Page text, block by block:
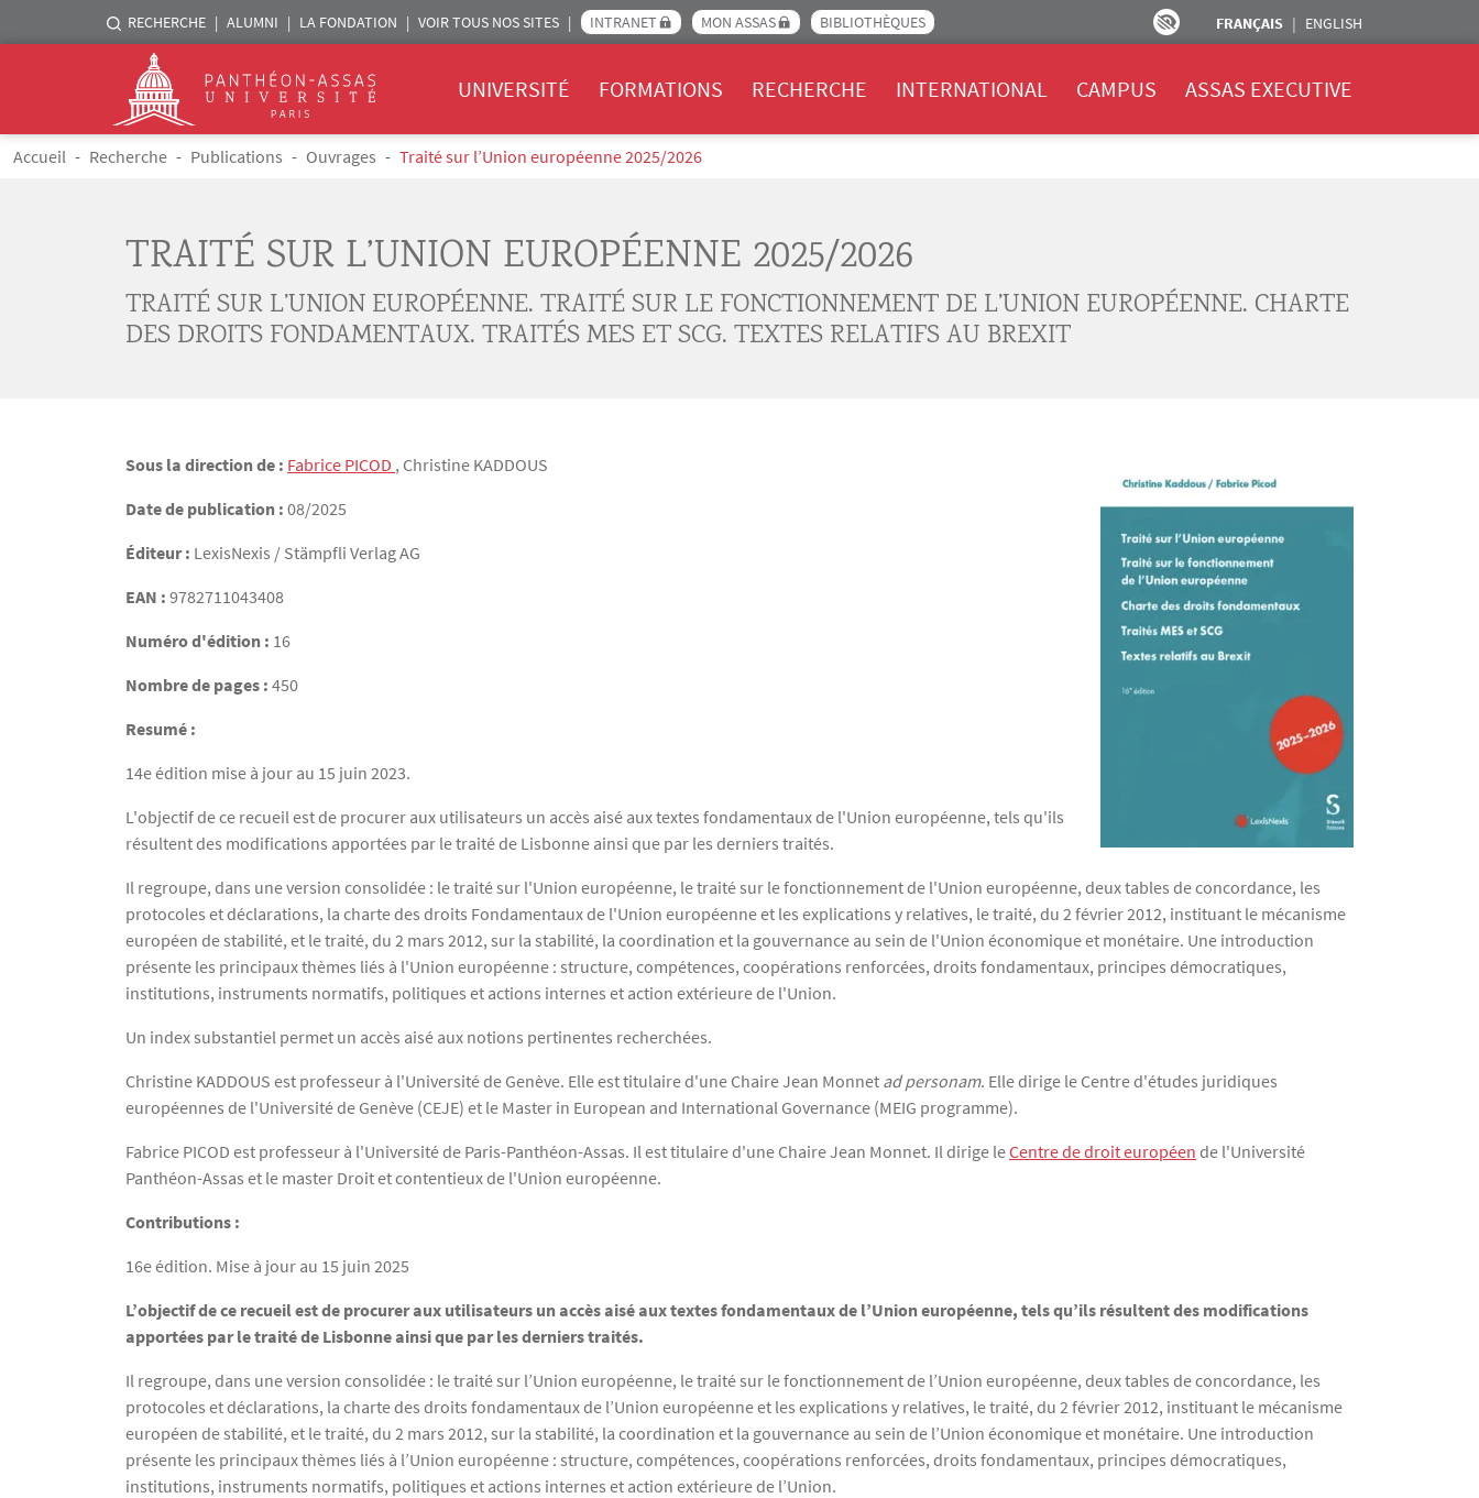
Aller au contenu principal
Menu liste sites Assas
RECHERCHE ALUMNI LA FONDATION VOIR TOUS NOS SITES INTRANET MON ASSAS BIBLIOTHÈQUES FRANÇAIS ENGLISH
Logo
UNIVERSITÉ FORMATIONS RECHERCHE INTERNATIONAL CAMPUS ASSAS EXECUTIVE
Fil d'Ariane
Accueil Recherche Publications Ouvrages Traité sur l’Union européenne 2025/2026
TRAITÉ SUR L’UNION EUROPÉENNE 2025/2026
TRAITÉ SUR L’UNION EUROPÉENNE. TRAITÉ SUR LE FONCTIONNEMENT DE L’UNION EUROPÉENNE. CHARTE
DES DROITS FONDAMENTAUX. TRAITÉS MES ET SCG. TEXTES RELATIFS AU BREXIT
Sous la direction de : Fabrice PICOD , Christine KADDOUS
Date de publication : 08/2025
Éditeur : LexisNexis / Stämpfli Verlag AG
EAN : 9782711043408
Numéro d'édition : 16
Nombre de pages : 450
Resumé :
14e édition mise à jour au 15 juin 2023.
L'objectif de ce recueil est de procurer aux utilisateurs un accès aisé aux textes fondamentaux de l'Union européenne, tels qu'ils
résultent des modifications apportées par le traité de Lisbonne ainsi que par les derniers traités.
Il regroupe, dans une version consolidée : le traité sur l'Union européenne, le traité sur le fonctionnement de l'Union européenne, deux tables de concordance, les
protocoles et déclarations, la charte des droits Fondamentaux de l'Union européenne et les explications y relatives, le traité, du 2 février 2012, instituant le mécanisme
européen de stabilité, et le traité, du 2 mars 2012, sur la stabilité, la coordination et la gouvernance au sein de l'Union économique et monétaire. Une introduction
présente les principaux thèmes liés à l'Union européenne : structure, compétences, coopérations renforcées, droits fondamentaux, principes démocratiques,
institutions, instruments normatifs, politiques et actions internes et action extérieure de l'Union.
Un index substantiel permet un accès aisé aux notions pertinentes recherchées.
Christine KADDOUS est professeur à l'Université de Genève. Elle est titulaire d'une Chaire Jean Monnet ad personam. Elle dirige le Centre d'études juridiques
européennes de l'Université de Genève (CEJE) et le Master in European and International Governance (MEIG programme).
Fabrice PICOD est professeur à l'Université de Paris-Panthéon-Assas. Il est titulaire d'une Chaire Jean Monnet. Il dirige leCentre de droit européen de l'Université
Panthéon-Assas et le master Droit et contentieux de l'Union européenne.
Contributions :
16e édition. Mise à jour au 15 juin 2025
L’objectif de ce recueil est de procurer aux utilisateurs un accès aisé aux textes fondamentaux de l’Union européenne, tels qu’ils résultent des modifications
apportées par le traité de Lisbonne ainsi que par les derniers traités.
Il regroupe, dans une version consolidée : le traité sur l’Union européenne, le traité sur le fonctionnement de l’Union européenne, deux tables de concordance, les
protocoles et déclarations, la charte des droits fondamentaux de l’Union européenne et les explications y relatives, le traité, du 2 février 2012, instituant le mécanisme
européen de stabilité, et le traité, du 2 mars 2012, sur la stabilité, la coordination et la gouvernance au sein de l’Union économique et monétaire. Une introduction
présente les principaux thèmes liés à l’Union européenne : structure, compétences, coopérations renforcées, droits fondamentaux, principes démocratiques,
institutions, instruments normatifs, politiques et actions internes et action extérieure de l’Union.